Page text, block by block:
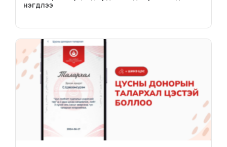
нэгдлээ